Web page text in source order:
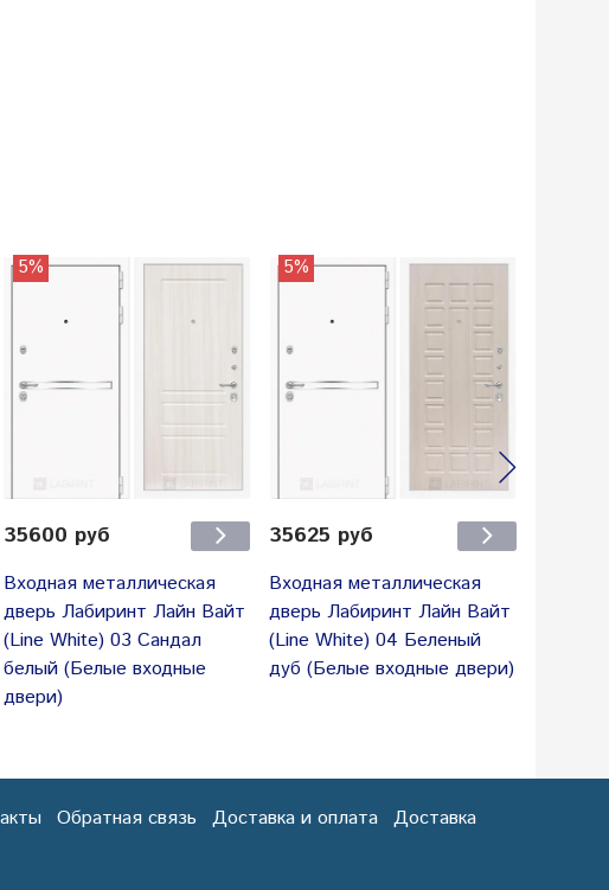
5%
35600 руб
Входная металлическая
дверь Лабиринт Лайн Вайт
(Line White) 03 Сандал
белый (Белые входные
двери)
5%
35625 руб
Входная металлическая
дверь Лабиринт Лайн Вайт
(Line White) 04 Беленый
дуб (Белые входные двери)
Обратная связь Доставка и оплата Доставка